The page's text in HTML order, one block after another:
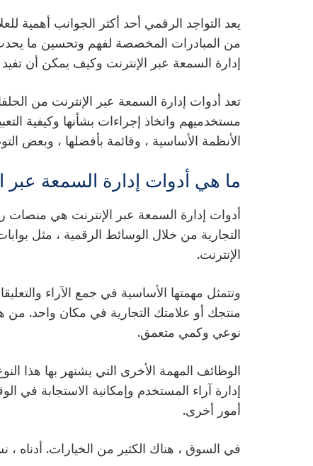
يعد التواجد الرقمي أحد أكثر الجوانب أهمية
من المبادرات المخصصة لفهم وتحسين ما
إدارة السمعة عبر الإنترنت وكيف يمكن أن
تعد أدوات إدارة السمعة عبر الإنترنت من
مستخدميهم واتخاذ إجراءات بشأنها وكيفية
الأنظمة الأساسية ، وقائمة بأفضلها ، وبعض
ما هي أدوات إدارة السمعة عبر
أدوات إدارة السمعة عبر الإنترنت هي
التجارية من خلال الوسائط الرقمية ، مثل
الإنترنت.
وتتمثل مهمتها الأساسية في جمع الآراء
منتجك أو علامتك التجارية في مكان واحد. من
نوعي وكمي متعمق.
الوظائف المهمة الأخرى التي يشتهر بها هذا
إدارة آراء المستخدم وإمكانية الاستجابة في
أمور أخرى.
في السوق ، هناك الكثير من الخيارات.